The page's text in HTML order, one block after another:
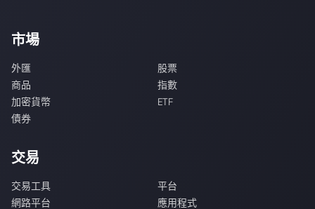
市場
外匯
股票
商品
指數
加密貨幣
ETF
債券
交易
交易工具
平台
網路平台
應用程式